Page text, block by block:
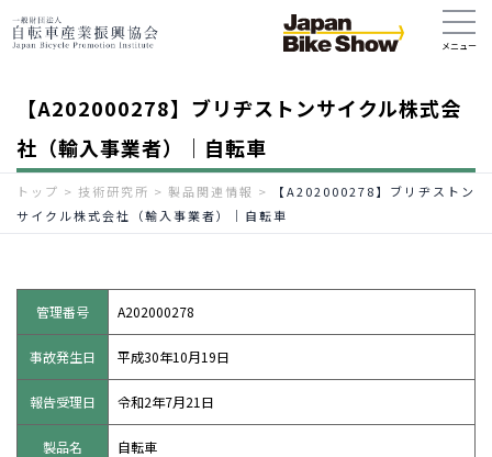
【A202000278】ブリヂストンサイクル株式会
社（輸入事業者）｜自転車
トップ > 技術研究所 > 製品関連情報 >
【A202000278】ブリヂストン
サイクル株式会社（輸入事業者）｜自転車
管理番号 A202000278
事故発生日 平成30年10月19日
報告受理日 令和2年7月21日
製品名 自転車